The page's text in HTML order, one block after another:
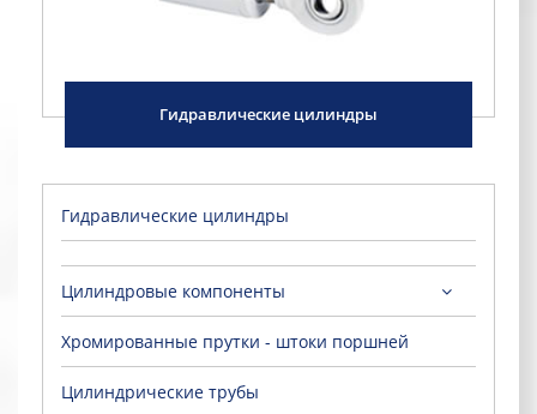
Гидравлические цилиндры
Цилиндровые компоненты
Хромированные прутки - штоки поршней
Цилиндрические трубы
Гидравлические цилиндры